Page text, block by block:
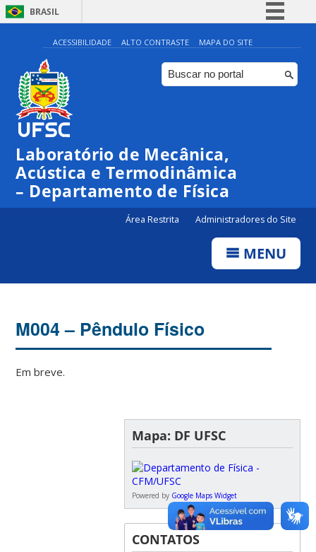
BRASIL
Simplifique!
Comunica BR
Participe
Canais
ACESSIBILIDADE ALTO CONTRASTE MAPA DO SITE
Laboratório de Mecânica,
Acústica e Termodinâmica
– Departamento de Física
Área Restrita Administradores do Site
MENU
M004 – Pêndulo Físico
Em breve.
Mapa: DF UFSC
Powered by Google Maps Widget
CONTATOS